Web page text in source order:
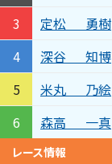
3
定松 勇樹
4
深谷 知博
5
米丸 乃絵
6
森高 一真
レース情報